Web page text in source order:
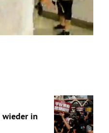
wieder in